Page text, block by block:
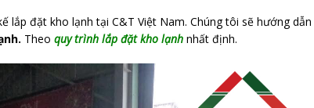
lắp đặt kho lạnh tại C&T Việt Nam. Chúng tôi sẽ hướng dẫn
Theo quy trình lắp đặt kho lạnh nhất định.